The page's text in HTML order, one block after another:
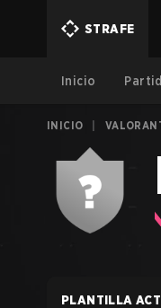
STRAFE
Inicio
INICIO
PLANTILLA